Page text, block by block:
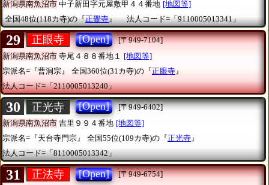
新潟県南魚沼市 中子新田字元屋敷甲４４番地 [地図等]
全国48位(118カ寺)の『正覺寺』 法人コード=「9110005013341」
29 正眼寺 [Open]
[〒949-7104]
新潟県南魚沼市 寺尾４８８番地１
[地図等]
宗派名=『曹洞宗』
全国360位(31カ寺)の『正眼寺 』
法人コード=「2110005013240」
30 正光寺 [Open]
[〒949-6402]
新潟県南魚沼市 吉里９９４番地 [地図等]
宗派名=『天台寺門宗』
全国55位(109カ寺)の『正光寺』
法人コード=「8110005013342」
31 正法寺 [Open]
[〒949-6754]